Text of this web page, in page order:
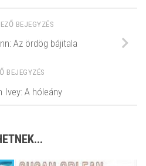
BEJEGYZÉS
Az ördög bájitala
BEJEGYZÉS
Ivey: A hóleány